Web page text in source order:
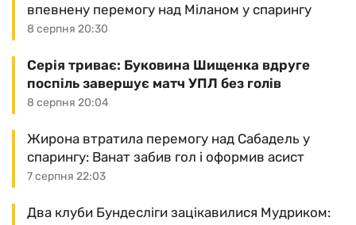
8 серпня 20:30
впевнену перемогу над Міланом у спарингу
8 серпня 20:04
Серія триває: Буковина Шищенка вдруге
поспіль завершує матч УПЛ без голів
7 серпня 22:03
Жирона втратила перемогу над Сабадель у
спарингу: Ванат забив гол і оформив асист
Два клуби Бундесліги зацікавилися Мудриком: